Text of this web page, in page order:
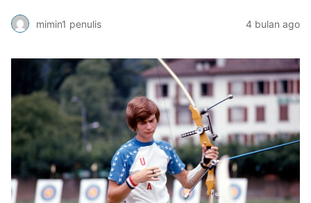
mimin1 penulis 4 bulan ago